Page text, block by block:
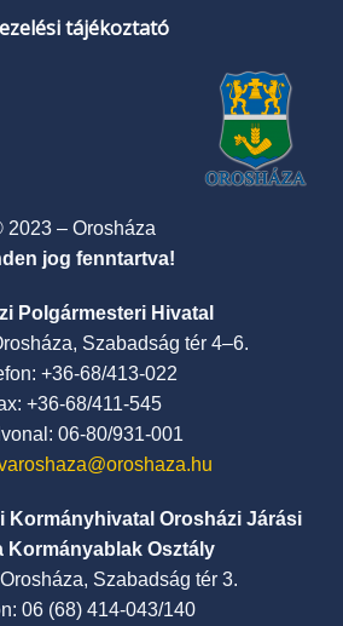
tájékoztató
2023 – Orosháza
jog fenntartva!
Polgármesteri Hivatal
Szabadság tér 4–6.
+36-68/413-022
+36-68/411-545
06-80/931-001
Kormányhivatal Orosházi Járási
Kormányablak Osztály
Szabadság tér 3.
06 (68) 414-043/140